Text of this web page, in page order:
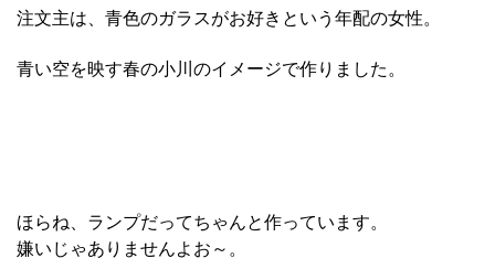
注文主は、青色のガラスがお好きという年配の女性。
青い空を映す春の小川のイメージで作りました。
ほらね、ランプだってちゃんと作っています。
嫌いじゃありませんよお～。